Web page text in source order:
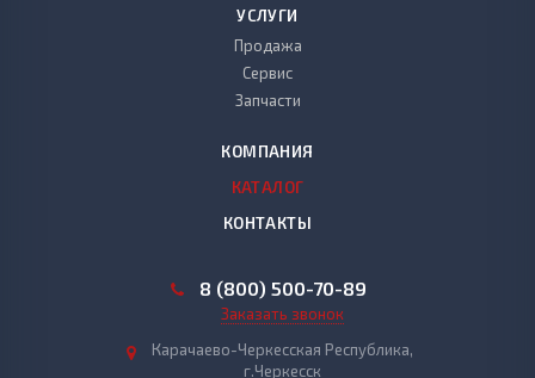
УСЛУГИ
Продажа
Сервис
Запчасти
КОМПАНИЯ
КАТАЛОГ
КОНТАКТЫ
8 (800) 500-70-89
Заказать звонок
Карачаево-Черкесская Республика,
г.Черкесск